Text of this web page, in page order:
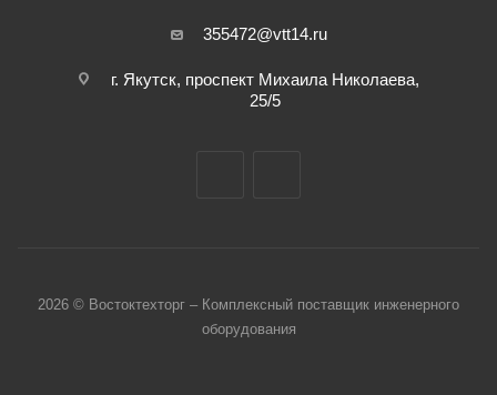
355472@vtt14.ru
г. Якутск, проспект Михаила Николаева,
25/5
2026 © Востоктехторг – Комплексный поставщик инженерного
оборудования